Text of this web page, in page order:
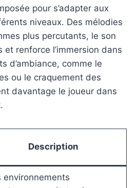
pour s’adapter aux
niveaux. Des mélodies
plus percutants, le son
et renforce l’immersion dans
d’ambiance, comme le
ou le craquement des
davantage le joueur dans
Description
environnements